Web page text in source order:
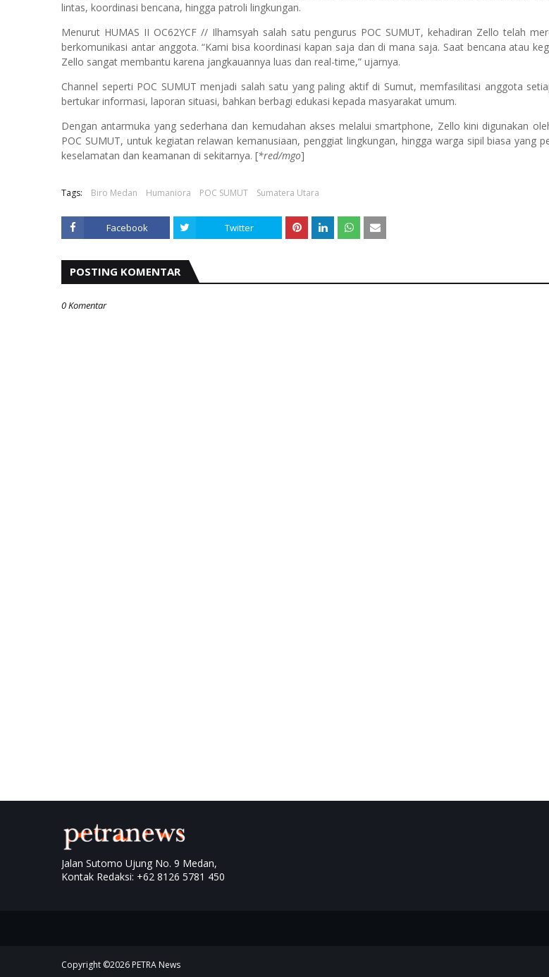
lintas, koordinasi bencana, hingga patroli lingkungan.
Menurut HUMAS II OC62YCF // Ilhamsyah salah satu pengurus POC SUMUT, kehadiran Zello telah
berkomunikasi antar anggota. “Kami bisa koordinasi kapan saja dan di mana saja. Saat bencana atau
Zello sangat membantu karena jangkauannya luas dan real-time,” ujarnya.
Channel seperti POC SUMUT menjadi salah satu yang paling aktif di Sumut, memfasilitasi anggota
bertukar informasi, laporan situasi, bahkan berbagi edukasi kepada masyarakat umum.
Dengan antarmuka yang sederhana dan kemudahan akses melalui smartphone, Zello kini digunakan
POC SUMUT, untuk kegiatan relawan kemanusiaan, penggiat lingkungan, hingga warga sipil biasa yang
keselamatan dan keamanan di sekitarnya. [*red/mgo]
Tags: Biro Medan Humaniora POC SUMUT Sumatera Utara
Facebook Twitter
POSTING KOMENTAR
0 Komentar
Jalan Sutomo Ujung No. 9 Medan,
Kontak Redaksi: +62 8126 5781 450
Copyright ©2026 PETRA News